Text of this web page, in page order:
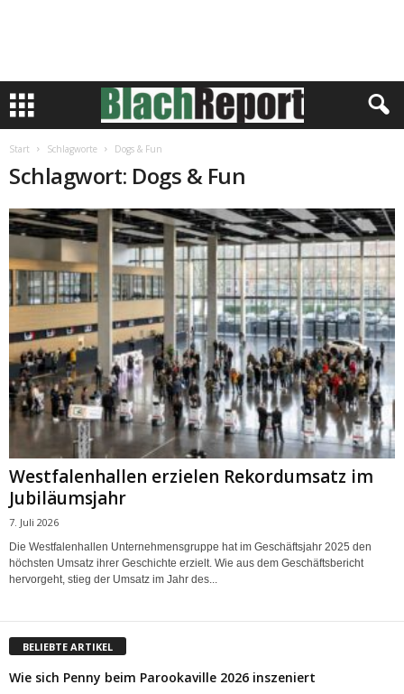
Start Schlagworte Dogs & Fun
Schlagwort: Dogs & Fun
Westfalenhallen erzielen Rekordumsatz im
Jubiläumsjahr
7. Juli 2026
Die Westfalenhallen Unternehmensgruppe hat im Geschäftsjahr 2025 den
höchsten Umsatz ihrer Geschichte erzielt. Wie aus dem Geschäftsbericht
hervorgeht, stieg der Umsatz im Jahr des...
BELIEBTE ARTIKEL
Wie sich Penny beim Parookaville 2026 inszeniert